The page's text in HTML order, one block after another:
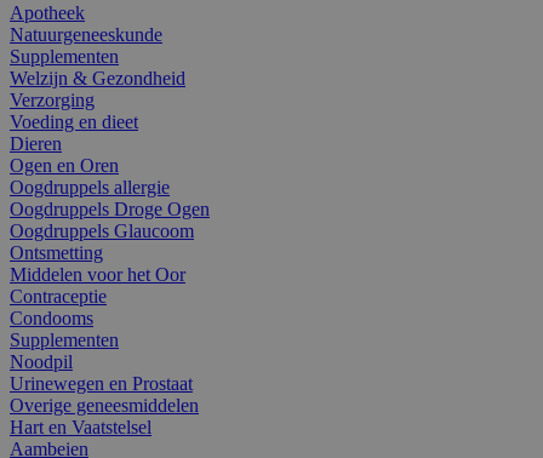
Apotheek
Natuurgeneeskunde
Supplementen
Welzijn & Gezondheid
Verzorging
Voeding en dieet
Dieren
Ogen en Oren
Oogdruppels allergie
Oogdruppels Droge Ogen
Oogdruppels Glaucoom
Ontsmetting
Middelen voor het Oor
Contraceptie
Condooms
Supplementen
Noodpil
Urinewegen en Prostaat
Overige geneesmiddelen
Hart en Vaatstelsel
Aambeien